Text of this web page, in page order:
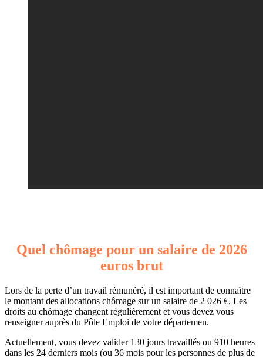
Quel chômage pour un salaire de 2026
euros brut
Lors de la perte d’un travail rémunéré, il est important de connaître
le montant des allocations chômage sur un salaire de 2 026 €. Les
droits au chômage changent régulièrement et vous devez vous
renseigner auprès du Pôle Emploi de votre départemen.
Actuellement, vous devez valider 130 jours travaillés ou 910 heures
dans les 24 derniers mois (ou 36 mois pour les personnes de plus de